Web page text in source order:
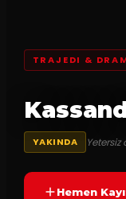
TRAJEDI &
YAKINDA Yetersiz
Hemen